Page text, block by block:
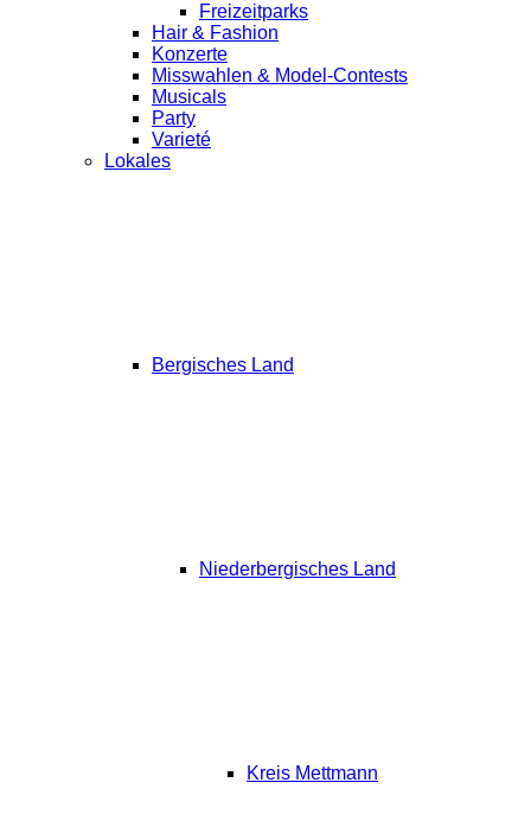
Freizeitparks
Hair & Fashion
Konzerte
Misswahlen & Model-Contests
Musicals
Party
Varieté
Lokales
Bergisches Land
Niederbergisches Land
Kreis Mettmann